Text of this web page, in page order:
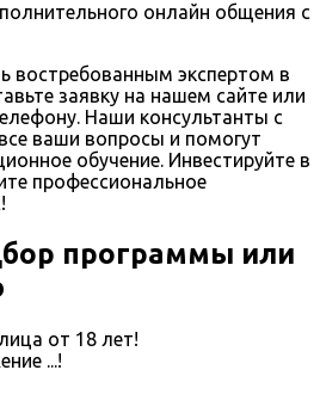
онлайн общения с
востребованным экспертом в
заявку на нашем сайте или
Наши консультанты с
ваши вопросы и помогут
обучение. Инвестируйте в
профессиональное
программы или
от 18 лет!
...!